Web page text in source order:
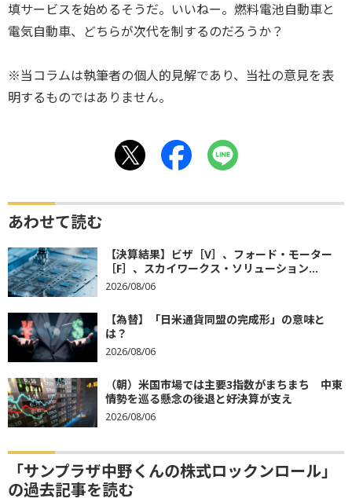
填サービスを始めるそうだ。いいねー。燃料電池自動車と
電気自動車、どちらが次代を制するのだろうか？
※当コラムは執筆者の個人的見解であり、当社の意見を表
明するものではありません。
あわせて読む
【決算結果】ビザ［V］、フォード・モーター
［F］、スカイワークス・ソリューション...
2026/08/06
【為替】「日米通貨同盟の完成形」の意味と
は？
2026/08/06
（朝）米国市場では主要3指数がまちまち 中東
情勢を巡る懸念の後退と好決算が支え
2026/08/06
「サンプラザ中野くんの株式ロックンロール」
の過去記事を読む